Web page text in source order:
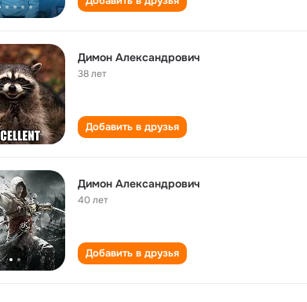
Димон Александрович
38 лет
Добавить в друзья
Димон Александрович
40 лет
Добавить в друзья